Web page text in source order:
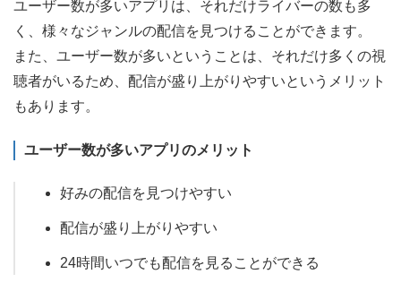
ユーザー数が多いアプリは、それだけライバーの数も多
く、様々なジャンルの配信を見つけることができます。
また、ユーザー数が多いということは、それだけ多くの視
聴者がいるため、配信が盛り上がりやすいというメリット
もあります。
ユーザー数が多いアプリのメリット
好みの配信を見つけやすい
配信が盛り上がりやすい
24時間いつでも配信を見ることができる